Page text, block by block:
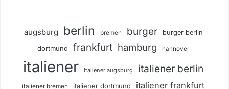
augsburg berlin bremen burger burger berlin
dortmund frankfurt hamburg hannover
italiener italiener augsburg italiener berlin
italiener bremen italiener dortmund italiener frankfurt